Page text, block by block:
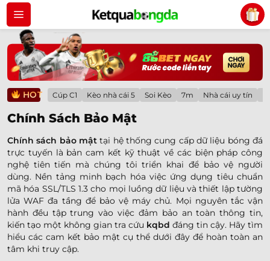
Bỏ
qua
dung
HOT Cúp C1 Kèo nhà cái 5 Soi Kèo 7m Nhà cái uy tín
Chính Sách Bảo Mật
Chính sách bảo mật tại hệ thống cung cấp dữ liệu bóng đá
trực tuyến là bản cam kết kỹ thuật về các biện pháp công
nghệ tiên tiến mà chúng tôi triển khai để bảo vệ người
dùng. Nền tảng minh bạch hóa việc ứng dụng tiêu chuẩn
mã hóa SSL/TLS 1.3 cho mọi luồng dữ liệu và thiết lập tường
lửa WAF đa tầng để bảo vệ máy chủ. Mọi nguyên tắc vận
hành đều tập trung vào việc đảm bảo an toàn thông tin,
kiến tạo một không gian tra cứu kqbd đáng tin cậy. Hãy tìm
hiểu các cam kết bảo mật cụ thể dưới đây để hoàn toàn an
tâm khi truy cập.